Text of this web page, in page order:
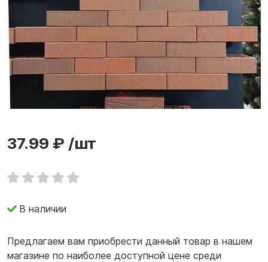
37.99 ₽ /шт
В наличии
Предлагаем вам приобрести данный товар в нашем
магазине по наиболее доступной цене среди